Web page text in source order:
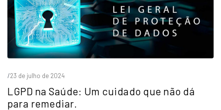
/23 de julho de 2024
LGPD na Saúde: Um cuidado que não dá
para remediar.